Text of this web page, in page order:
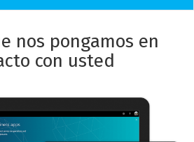
nos pongamos en
con usted